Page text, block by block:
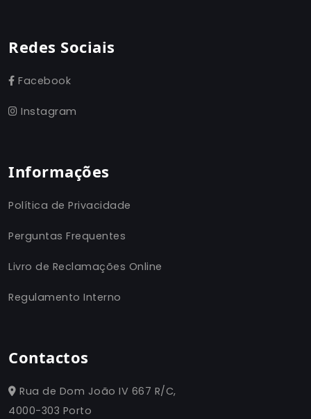
Redes Sociais
Facebook
Instagram
Informações
Política de Privacidade
Perguntas Frequentes
Livro de Reclamações Online
Regulamento Interno
Contactos
Rua de Dom João IV 667 R/C,
4000-303 Porto